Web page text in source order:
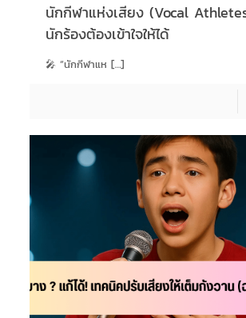
นักกีฬาแห่งเสียง (Vocal
นักร้องต้องเข้าใจให้ได้
🎤 “นักกีฬาแห […]